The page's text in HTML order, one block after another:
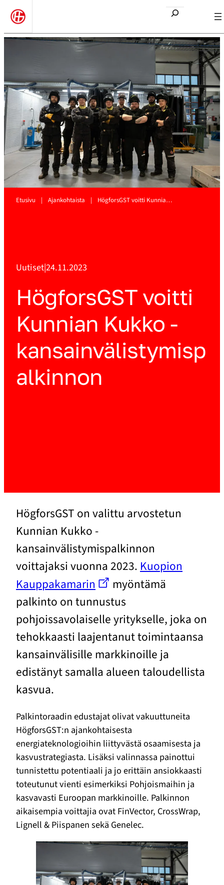
Etusivu | Ajankohtaista | HögforsGST voitti Kunnia…
Uutiset|24.11.2023
HögforsGST voitti
Kunnian Kukko -
kansainvälistymisp
alkinnon
HögforsGST on valittu arvostetun
Kunnian Kukko -
kansainvälistymispalkinnon
voittajaksi vuonna 2023. Kuopion
Kauppakamarin
myöntämä
palkinto on tunnustus
pohjoissavolaiselle yritykselle, joka on
tehokkaasti laajentanut toimintaansa
kansainvälisille markkinoille ja
edistänyt samalla alueen taloudellista
kasvua.
Palkintoraadin edustajat olivat vakuuttuneita
HögforsGST:n ajankohtaisesta
energiateknologioihin liittyvästä osaamisesta ja
kasvustrategiasta. Lisäksi valinnassa painottui
tunnistettu potentiaali ja jo erittäin ansiokkaasti
toteutunut vienti esimerkiksi Pohjoismaihin ja
kasvavasti Euroopan markkinoille. Palkinnon
aikaisempia voittajia ovat FinVector, CrossWrap,
Lignell & Piispanen sekä Genelec.